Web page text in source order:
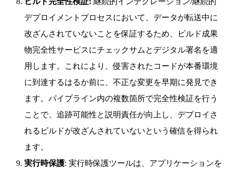
デプロイメントプロセスにおいて、データが転送中に
改ざんされていないことを保証するため、ビルド成果
物完全性サービスにチェックサムとデジタル署名を適
用します。これにより、侵害されたコードが本番環境
に到達するはるか前に、不正な変更を早期に発見でき
ます。パイプライン内の複数箇所で完全性検証を行う
ことで、追跡可能性と説明責任が向上し、デプロイさ
れるビルドが改ざんされていないという確信を得られ
ます。
実行時保護: 実行時保護ツールは、アプリケーションを